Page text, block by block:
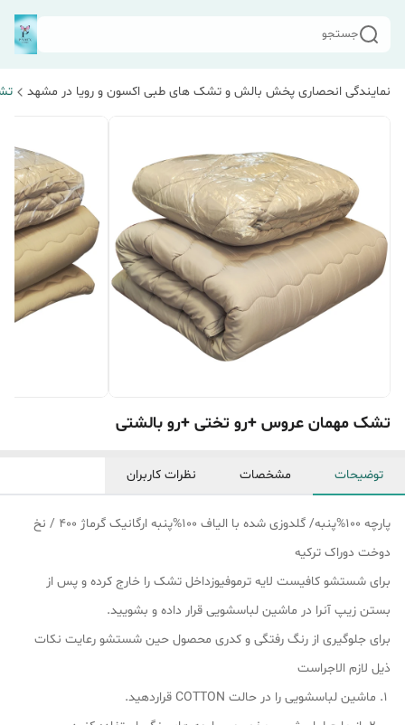
جستجو
نمایندگی انحصاری پخش بالش و تشک های طبی اکسون و رویا در مشهد
تشک مهمان عروس +رو تختی +رو بالشتی
توضیحات مشخصات نظرات کاربران
پارچه 100%پنبه/ گلدوزی شده با الیاف 100%پنبه ارگانیک گرماژ 400 / نخ
دوخت دوراک ترکیه
برای شستشو کافیست لایه ترموفیوزداخل تشک را خارج کرده و پس از
بستن زیپ آنرا در ماشین لباسشویی قرار داده و بشویید.
برای جلوگیری از رنگ رفتگی و کدری محصول حین شستشو رعایت نکات
ذیل لازم الاجراست
ماشین لباسشویی را در حالت COTTON قراردهید.